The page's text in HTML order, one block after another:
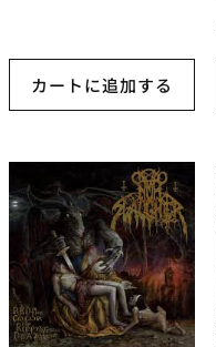
カートに追加する